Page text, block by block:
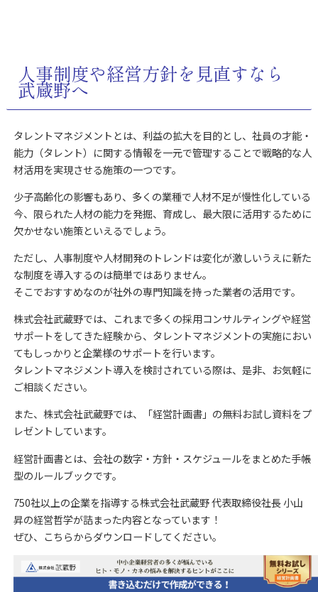
人事制度や経営方針を見直すなら
武蔵野へ
タレントマネジメントとは、利益の拡大を目的とし、社員の才能・
能力（タレント）に関する情報を一元で管理することで戦略的な人
材活用を実現させる施策の一つです。
少子高齢化の影響もあり、多くの業種で人材不足が慢性化している
今、限られた人材の能力を発掘、育成し、最大限に活用するために
欠かせない施策といえるでしょう。
ただし、人事制度や人材開発のトレンドは変化が激しいうえに新た
な制度を導入するのは簡単ではありません。
そこでおすすめなのが社外の専門知識を持った業者の活用です。
株式会社武蔵野では、これまで多くの採用コンサルティングや経営
サポートをしてきた経験から、タレントマネジメントの実施におい
てもしっかりと企業様のサポートを行います。
タレントマネジメント導入を検討されている際は、是非、お気軽に
ご相談ください。
また、株式会社武蔵野では、「経営計画書」の無料お試し資料をプ
レゼントしています。
経営計画書とは、会社の数字・方針・スケジュールをまとめた手帳
型のルールブックです。
750社以上の企業を指導する株式会社武蔵野 代表取締役社長 小山
昇の経営哲学が詰まった内容となっています！
ぜひ、こちらからダウンロードしてください。